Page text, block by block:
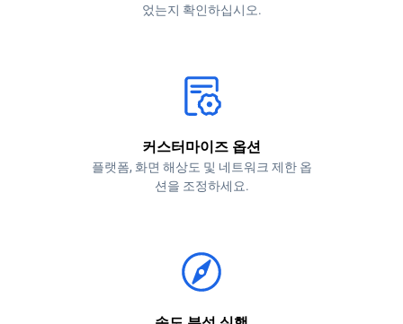
었는지 확인하십시오.
커스터마이즈 옵션
플랫폼, 화면 해상도 및 네트워크 제한 옵
션을 조정하세요.